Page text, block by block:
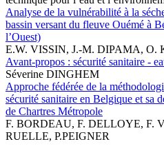
Analyse de la vulnérabilité à la
bassin versant du fleuve Ouémé à
l’Ouest)
E.W. VISSIN, J.-M. DIPAMA, O.
Avant-propos : sécurité sanitaire -
Séverine DINGHEM
Approche fédérée de la
sécurité sanitaire en Belgique et sa
de Chartres Métropole
F. BORDEAU, F. DELLOYE, F.
RUELLE, P.PEIGNER